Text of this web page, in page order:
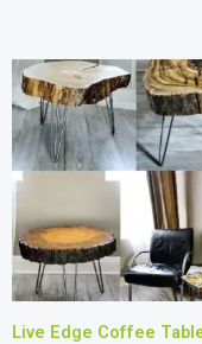
Live Edge Coffee